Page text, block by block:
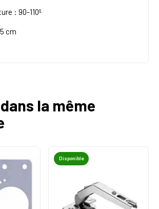
: 90-110º
cm
la même
Disponible